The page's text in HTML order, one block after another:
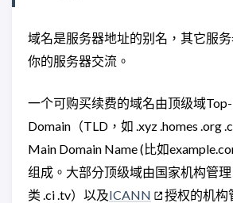
域名是服务器地址的别名，其它服
你的服务器交流。
一个可购买续费的域名由顶级域
Domain（TLD，如 .xyz .homes .org
Main Domain Name (比如
组成。大部分顶级域由国家机构管
类 .ci .tv）以及ICANN
授权的机构